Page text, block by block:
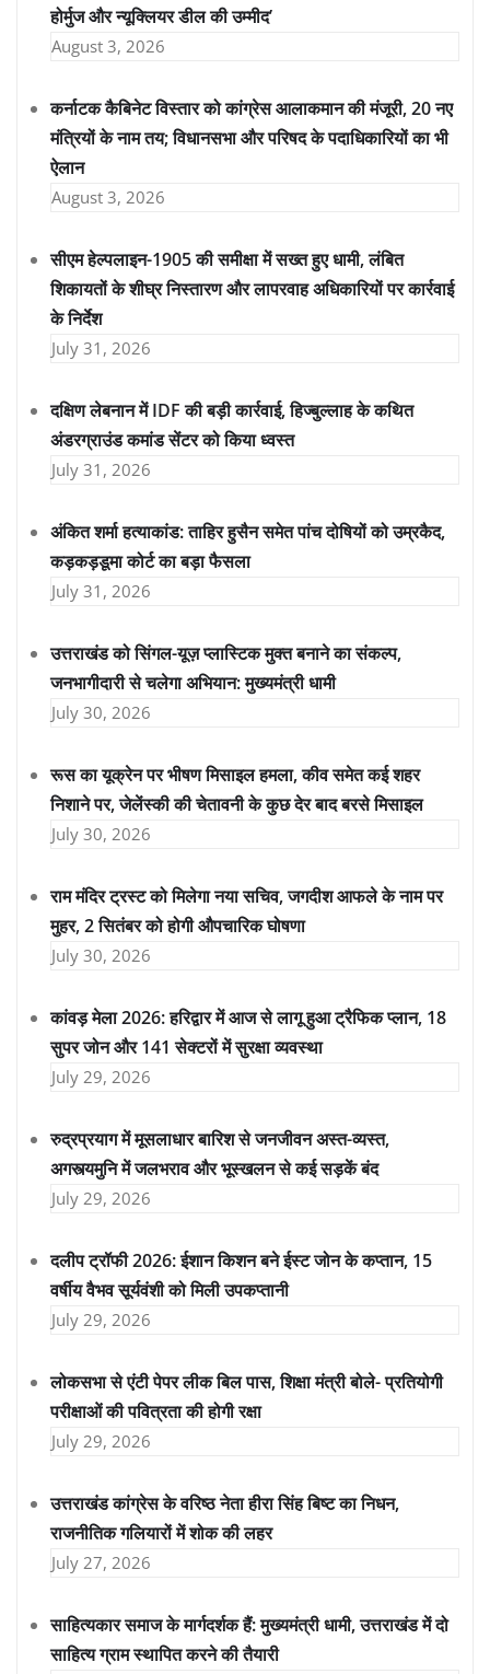
होर्मुज और न्यूक्लियर डील की उम्मीद’
August 3, 2026
कर्नाटक कैबिनेट विस्तार को कांग्रेस आलाकमान की मंजूरी, 20 नए
मंत्रियों के नाम तय; विधानसभा और परिषद के पदाधिकारियों का भी
ऐलान
August 3, 2026
सीएम हेल्पलाइन-1905 की समीक्षा में सख्त हुए धामी, लंबित
शिकायतों के शीघ्र निस्तारण और लापरवाह अधिकारियों पर कार्रवाई
के निर्देश
July 31, 2026
दक्षिण लेबनान में IDF की बड़ी कार्रवाई, हिज्बुल्लाह के कथित
अंडरग्राउंड कमांड सेंटर को किया ध्वस्त
July 31, 2026
अंकित शर्मा हत्याकांड: ताहिर हुसैन समेत पांच दोषियों को उम्रकैद,
कड़कड़डूमा कोर्ट का बड़ा फैसला
July 31, 2026
उत्तराखंड को सिंगल-यूज़ प्लास्टिक मुक्त बनाने का संकल्प,
जनभागीदारी से चलेगा अभियान: मुख्यमंत्री धामी
July 30, 2026
रूस का यूक्रेन पर भीषण मिसाइल हमला, कीव समेत कई शहर
निशाने पर, जेलेंस्की की चेतावनी के कुछ देर बाद बरसे मिसाइल
July 30, 2026
राम मंदिर ट्रस्ट को मिलेगा नया सचिव, जगदीश आफले के नाम पर
मुहर, 2 सितंबर को होगी औपचारिक घोषणा
July 30, 2026
कांवड़ मेला 2026: हरिद्वार में आज से लागू हुआ ट्रैफिक प्लान, 18
सुपर जोन और 141 सेक्टरों में सुरक्षा व्यवस्था
July 29, 2026
रुद्रप्रयाग में मूसलाधार बारिश से जनजीवन अस्त-व्यस्त,
अगस्त्यमुनि में जलभराव और भूस्खलन से कई सड़कें बंद
July 29, 2026
दलीप ट्रॉफी 2026: ईशान किशन बने ईस्ट जोन के कप्तान, 15
वर्षीय वैभव सूर्यवंशी को मिली उपकप्तानी
July 29, 2026
लोकसभा से एंटी पेपर लीक बिल पास, शिक्षा मंत्री बोले- प्रतियोगी
परीक्षाओं की पवित्रता की होगी रक्षा
July 29, 2026
उत्तराखंड कांग्रेस के वरिष्ठ नेता हीरा सिंह बिष्ट का निधन,
राजनीतिक गलियारों में शोक की लहर
July 27, 2026
साहित्यकार समाज के मार्गदर्शक हैं: मुख्यमंत्री धामी, उत्तराखंड में दो
साहित्य ग्राम स्थापित करने की तैयारी